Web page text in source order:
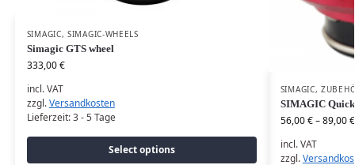
SIMAGIC,SIMAGIC-WHEELS
Simagic GTS wheel
333,00€
incl. VAT
zzgl.Versandkosten
Lieferzeit:3 - 5 Tage
Select options
SIMAGIC,
SIMAGIC Quick
56,00€–89,00€
incl. VAT
zzgl.